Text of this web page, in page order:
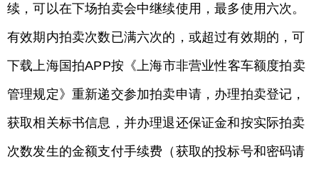
续，可以在下场拍卖会中继续使用，最多使用六次。
有效期内拍卖次数已满六次的，或超过有效期的，可
下载上海国拍APP按《上海市非营业性客车额度拍卖
管理规定》重新递交参加拍卖申请，办理拍卖登记，
获取相关标书信息，并办理退还保证金和按实际拍卖
次数发生的金额支付手续费（获取的投标号和密码请